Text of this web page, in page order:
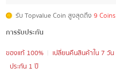
รับ Topvalue Coin สูงสุดถึง 9 Coins
การรับประกัน
ของแท้ 100%
เปลี่ยนคืนสินค้าใน 7 วัน
ประกัน 1 ปี